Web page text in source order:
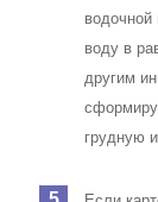
водочной
воду в
другим
грудную